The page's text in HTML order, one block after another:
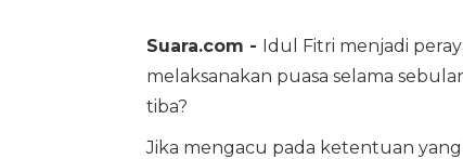
Suara.com - Idul Fitri menjadi
melaksanakan puasa selama
tiba?
Jika mengacu pada ketentuan